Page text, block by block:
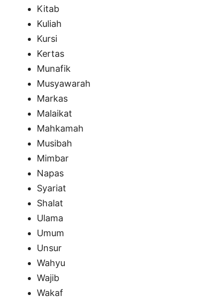
Kitab
Kuliah
Kursi
Kertas
Munafik
Musyawarah
Markas
Malaikat
Mahkamah
Musibah
Mimbar
Napas
Syariat
Shalat
Ulama
Umum
Unsur
Wahyu
Wajib
Wakaf